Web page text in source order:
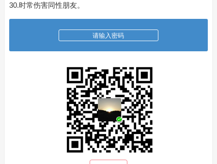
30.时常伤害同性朋友。